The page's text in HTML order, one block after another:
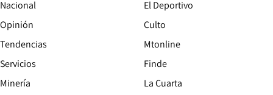
Nacional
Opinión
Tendencias
Servicios
Minería
El Deportivo
Culto
Mtonline
Finde
La Cuarta